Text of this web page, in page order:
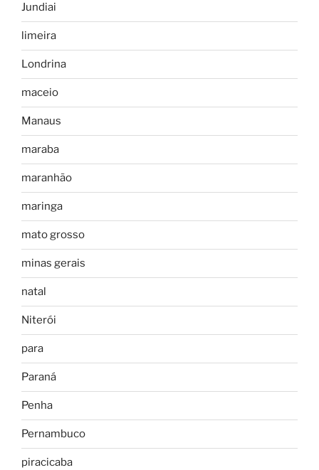
Jundiai
limeira
Londrina
maceio
Manaus
maraba
maranhão
maringa
mato grosso
minas gerais
natal
Niterói
para
Paraná
Penha
Pernambuco
piracicaba